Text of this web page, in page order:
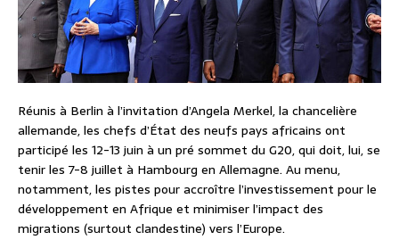
Réunis à Berlin à l’invitation d’Angela Merkel, la chancelière
allemande, les chefs d’État des neufs pays africains ont
participé les 12-13 juin à un pré sommet du G20, qui doit, lui, se
tenir les 7-8 juillet à Hambourg en Allemagne. Au menu,
notamment, les pistes pour accroître l’investissement pour le
développement en Afrique et minimiser l’impact des
migrations (surtout clandestine) vers l’Europe.